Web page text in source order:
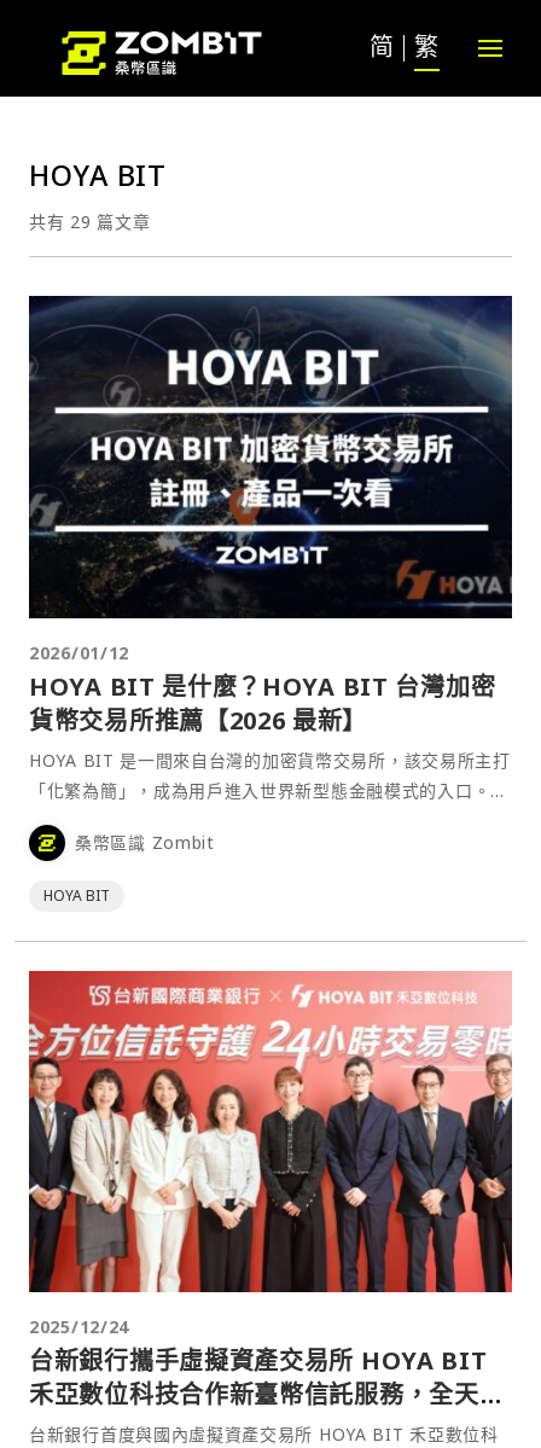
简 繁
HOYA BIT
共有 29 篇文章
2026/01/12
HOYA BIT 是什麼？HOYA BIT 台灣加密
貨幣交易所推薦【2026 最新】
HOYA BIT 是一間來自台灣的加密貨幣交易所，該交易所主打
「化繁為簡」，成為用戶進入世界新型態金融模式的入口。
HOYA BIT 的最大特色是具備對於新手用戶相當友善的操作介
面，並聚焦於三大核心價值：合法合規、穩健收益與直覺易
桑幣區識 Zombit
HOYA BIT
2025/12/24
台新銀行攜手虛擬資產交易所 HOYA BIT
禾亞數位科技合作新臺幣信託服務，全天候
出入金、兼顧安全與便利性
台新銀行首度與國內虛擬資產交易所 HOYA BIT 禾亞數位科